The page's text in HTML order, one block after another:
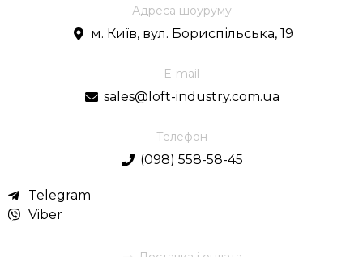
Телефон
(098) 558-58-45
Telegram
Viber
Адреса шоуруму
м. Київ, вул. Бориспільська, 19
E-mail
sales@loft-industry.com.ua